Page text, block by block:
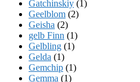
Gatchinskiy (1)
Geelblom (2)
Geisha (2)
gelb Finn (1)
Gelbling (1)
Gelda (1)
Gemchip (1)
Gemma (1)